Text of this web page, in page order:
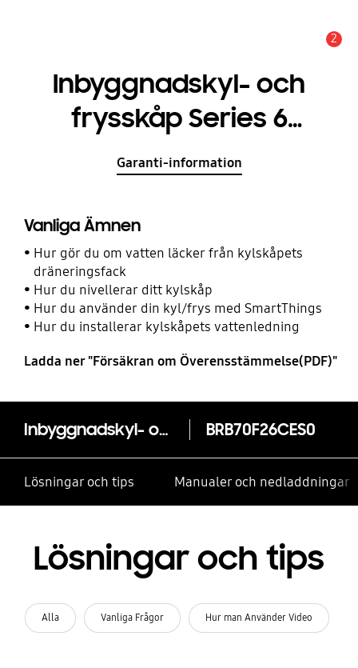
2
Inbyggnadskyl- och
frysskåp Series 6
BRB70F26CES0EF med
177,5 cm
Garanti-information
Vanliga Ämnen
Hur gör du om vatten läcker från kylskåpets
dräneringsfack
Hur du nivellerar ditt kylskåp
Hur du använder din kyl/frys med SmartThings
Hur du installerar kylskåpets vattenledning
Ladda ner "Försäkran om Överensstämmelse(PDF)"
Inbyggnadskyl- och frysskåp Series 6 BRB70F26CES0EF med Fresh+ (Humidity Fresh+) 177,5 cm BRB70F26CES0
Lösningar och tips Manualer och nedladdningar
Lösningar och tips
Alla Vanliga Frågor Hur man Använder Video